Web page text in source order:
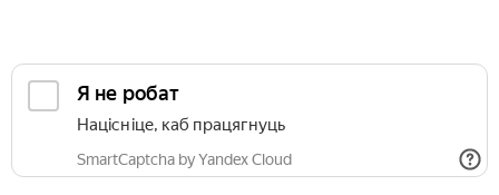
Я не робат
Націсніце, каб працягнуць
SmartCaptcha by Yandex Cloud